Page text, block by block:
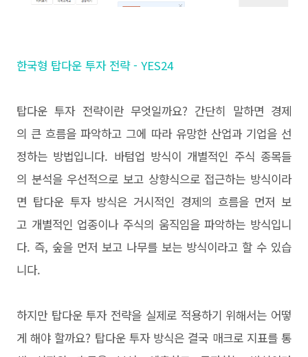
한국형 탑다운 투자 전략 - YES24
탑다운 투자 전략이란 무엇일까요? 간단히 말하면 경제
의 큰 흐름을 파악하고 그에 따라 유망한 산업과 기업을 선
정하는 방법입니다. 바텀업 방식이 개별적인 주식 종목들
의 분석을 우선적으로 보고 상향식으로 접근하는 방식이라
면 탑다운 투자 방식은 거시적인 경제의 흐름을 먼저 보
고 개별적인 업종이나 주식의 움직임을 파악하는 방식입니
다. 즉, 숲을 먼저 보고 나무를 보는 방식이라고 할 수 있습
니다.
하지만 탑다운 투자 전략을 실제로 적용하기 위해서는 어떻
게 해야 할까요? 탑다운 투자 방식은 결국 매크로 지표를 통